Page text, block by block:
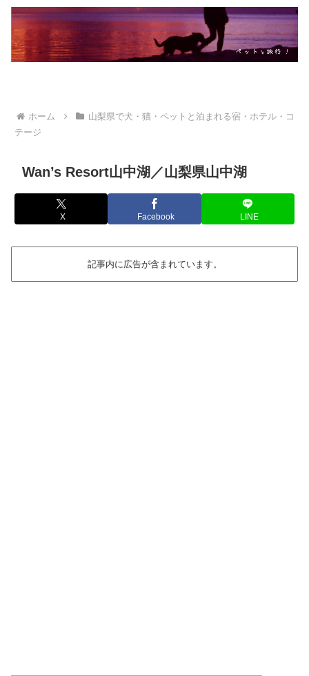
ホーム
山梨県で犬・猫・ペットと泊まれる宿・ホテル・コ
テージ
Wan’s Resort山中湖／山梨県山中湖
X Facebook LINE
記事内に広告が含まれています。